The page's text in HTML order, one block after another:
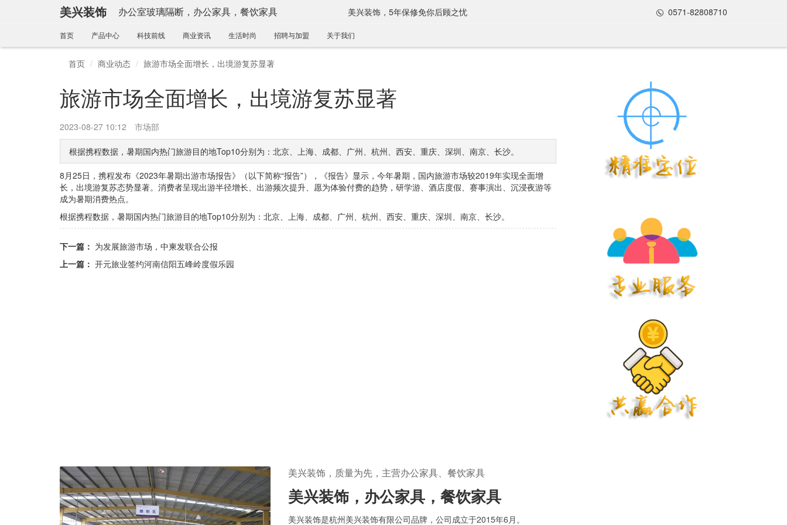
美兴装饰 办公室玻璃隔断，办公家具，餐饮家具 美兴装饰，5年保修免你后顾之忧 0571-82808710
首页 产品中心 科技前线 商业资讯 生活时尚 招聘与加盟 关于我们
首页 商业动态 旅游市场全面增长，出境游复苏显著
旅游市场全面增长，出境游复苏显著
2023-08-27 10:12 市场部
根据携程数据，暑期国内热门旅游目的地Top10分别为：北京、上海、成都、广州、杭州、西安、重庆、深圳、南京、长沙。
8月25日，携程发布《2023年暑期出游市场报告》（以下简称“报告”），《报告》显示，今年暑期，国内旅游市场较2019年实现全面增
长，出境游复苏态势显著。消费者呈现出游半径增长、出游频次提升、愿为体验付费的趋势，研学游、酒店度假、赛事演出、沉浸夜游等
成为暑期消费热点。
根据携程数据，暑期国内热门旅游目的地Top10分别为：北京、上海、成都、广州、杭州、西安、重庆、深圳、南京、长沙。
下一篇： 为发展旅游市场，中柬发联合公报
上一篇： 开元旅业签约河南信阳五峰岭度假乐园
美兴装饰，质量为先，主营办公家具、餐饮家具
美兴装饰，办公家具，餐饮家具
美兴装饰是杭州美兴装饰有限公司品牌，公司成立于2015年6月。